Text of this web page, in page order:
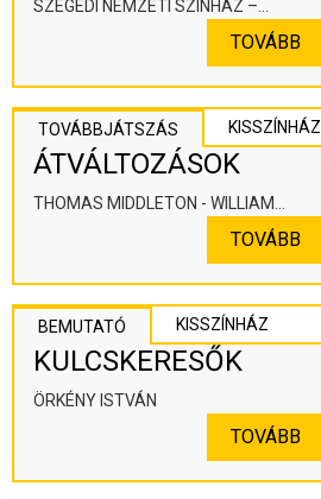
SZEGEDI NEMZETI SZÍNHÁZ –
KOOPERÁLÓ SZÍNHÁZPEDAGÓGIAI
TOVÁBB
TOVÁBBJÁTSZÁS KISSZÍNHÁZ
ÁTVÁLTOZÁSOK
THOMAS MIDDLETON - WILLIAM
TOVÁBB
BEMUTATÓ KISSZÍNHÁZ
KULCSKERESŐK
ÖRKÉNY ISTVÁN
TOVÁBB